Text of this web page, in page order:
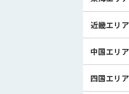
近畿エリア
中国エリア
四国エリア